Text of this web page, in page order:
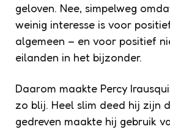
geloven. Nee, simpelweg
weinig interesse is voor
algemeen – en voor positief
eilanden in het bijzonder.
Daarom maakte Percy
zo blij. Heel slim deed hij zijn
gedreven maakte hij gebruik